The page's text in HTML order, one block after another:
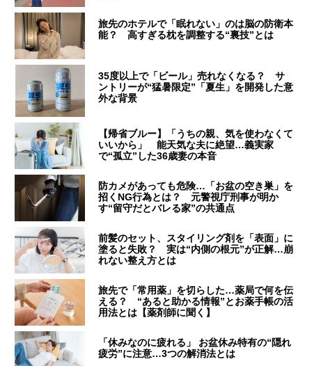
旅先のホテルで「眠れない」のは脳の防衛本
能？ 高すぎる枕を調整する“裏技”とは
35度以上で「ビール」売れなくなる？ サ
ントリーが“猛暑限定”「夏生」を開発した意
外な背景
【帰省ブルー】「うちの親、気を使わなくて
いいから」 能天気な夫に絶望…義実家
で“孤立”した36歳妻の本音
防カメがあっても危険…「お盆の空き巣」を
招くNG行為とは？ 元警視庁刑事が明か
す“留守だとバレる家”の共通点
前髪のセット、スタイリング剤を「表面」に
塗ると失敗？ 実は“内側の根元”が正解…崩
れない整え方とは
旅先で「常用薬」を切らした…薬局で何を伝
える？ “あると助かる情報”とお薬手帳の活
用法とは【薬剤師に聞く】
「休みなのに疲れる」 お盆休み特有の“隠れ
疲労”に注意…3つの解消法とは